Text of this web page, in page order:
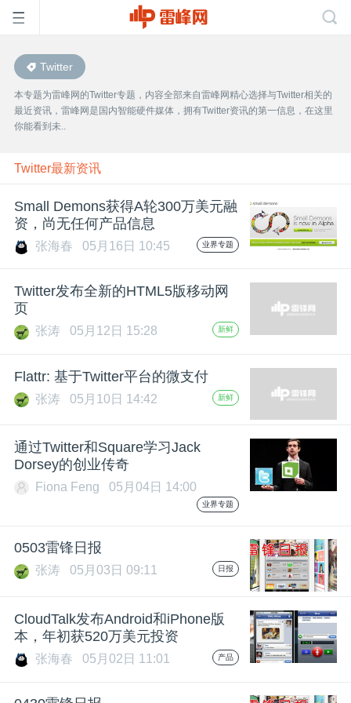
首
页
雷
峰
课
活
动
中
GAIR
Twitter
本专题为雷峰网的Twitter专题，内容全部来自雷峰网精心选择与Twitter相关的
最近资讯，雷峰网是国内智能硬件媒体，拥有Twitter资讯的第一信息，在这里
你能看到未..
Twitter最新资讯
Small Demons获得A轮300万美元融
资，尚无任何产品信息
张海春 05月16日 10:45 业界专题
Twitter发布全新的HTML5版移动网
页
张涛 05月12日 15:28 新鲜
Flattr: 基于Twitter平台的微支付
张涛 05月10日 14:42 新鲜
通过Twitter和Square学习Jack
Dorsey的创业传奇
Fiona Feng 05月04日 14:00
业界专题
0503雷锋日报
张涛 05月03日 09:11 日报
CloudTalk发布Android和iPhone版
本，年初获520万美元投资
张海春 05月02日 11:01 产品